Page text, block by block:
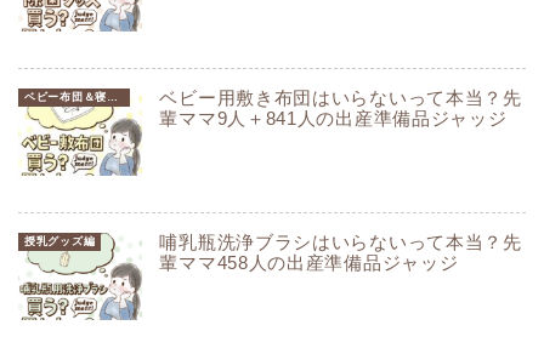
ベビー布団＆寝具編
ベビー用敷き布団はいらないって本当？先
輩ママ9人＋841人の出産準備品ジャッジ
授乳グッズ編
哺乳瓶洗浄ブラシはいらないって本当？先
輩ママ458人の出産準備品ジャッジ